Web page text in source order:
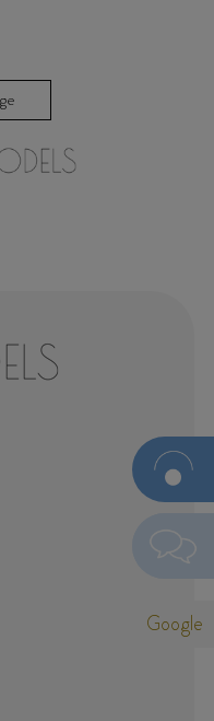
anfragen
Google
zur Kenntnis
Angaben und Daten
erhoben und
Ihre Einwilligung
widerrufen.